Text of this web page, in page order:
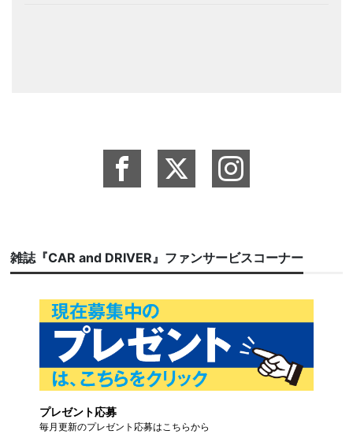
雑誌『CAR and DRIVER』ファンサービスコーナー
プレゼント応募
毎月更新のプレゼント応募はこちらから